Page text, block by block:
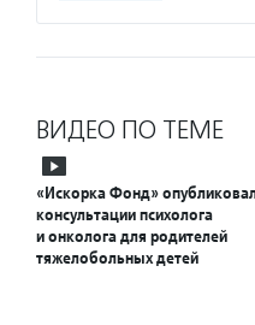
ВИДЕО ПО ТЕМЕ
«Искорка Фонд»
консультации психолога
и онколога для родителей
тяжелобольных детей